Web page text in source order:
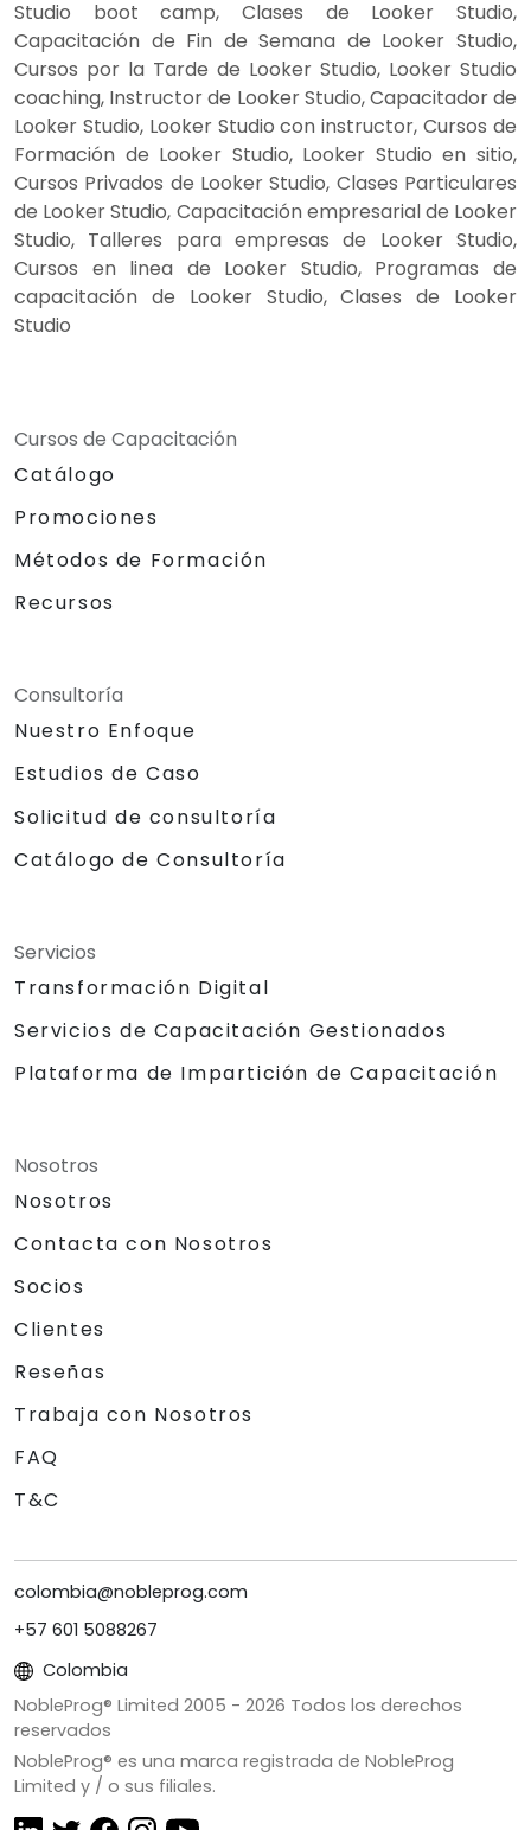
Studio boot camp, Clases de Looker Studio,
Capacitación de Fin de Semana de Looker Studio,
Cursos por la Tarde de Looker Studio, Looker Studio
coaching, Instructor de Looker Studio, Capacitador de
Looker Studio, Looker Studio con instructor, Cursos de
Formación de Looker Studio, Looker Studio en sitio,
Cursos Privados de Looker Studio, Clases Particulares
de Looker Studio, Capacitación empresarial de Looker
Studio, Talleres para empresas de Looker Studio,
Cursos en linea de Looker Studio, Programas de
capacitación de Looker Studio, Clases de Looker
Studio
Cursos de Capacitación
Catálogo
Promociones
Métodos de Formación
Recursos
Consultoría
Nuestro Enfoque
Estudios de Caso
Solicitud de consultoría
Catálogo de Consultoría
Servicios
Transformación Digital
Servicios de Capacitación Gestionados
Plataforma de Impartición de Capacitación
Nosotros
Nosotros
Contacta con Nosotros
Socios
Clientes
Reseñas
Trabaja con Nosotros
FAQ
T&C
colombia@nobleprog.com
+57 601 5088267
Colombia
NobleProg® Limited 2005 - 2026 Todos los derechos
reservados
NobleProg® es una marca registrada de NobleProg
Limited y / o sus filiales.